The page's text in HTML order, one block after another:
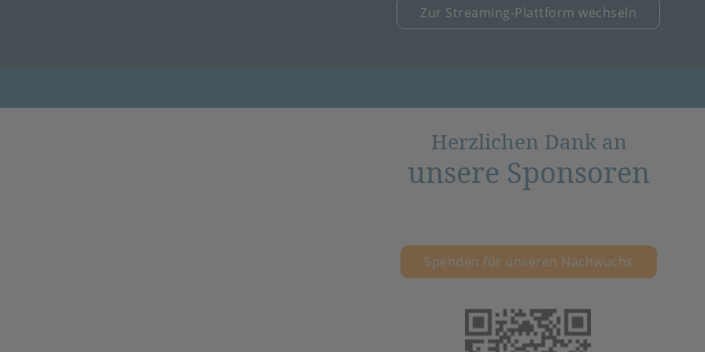
Zur Streaming-Plattform wechseln
Herzlichen Dank an
unsere Sponsoren
Spenden für unseren Nachwuchs